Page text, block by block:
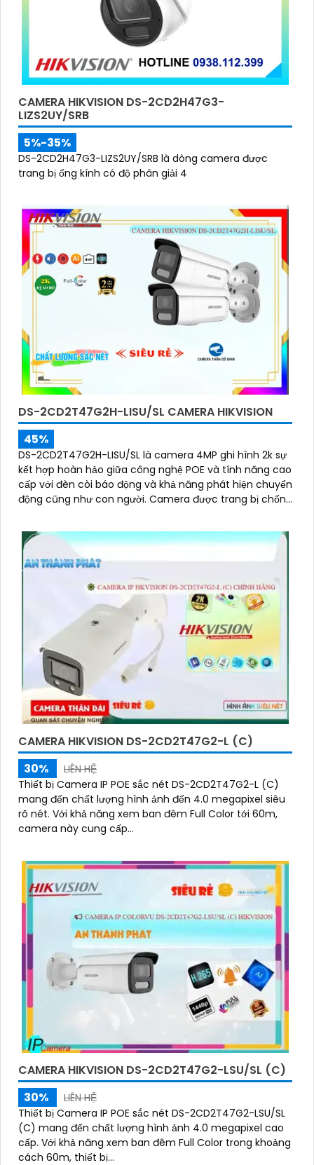
CAMERA HIKVISION DS-2CD2H47G3-
LIZS2UY/SRB
5%-35%
DS-2CD2H47G3-LIZS2UY/SRB là dòng camera được
trang bị ống kính có độ phân giải 4
DS-2CD2T47G2H-LISU/SL CAMERA HIKVISION
45%
DS-2CD2T47G2H-LISU/SL là camera 4MP ghi hình 2k sự
kết hợp hoàn hảo giữa công nghệ POE và tính năng cao
cấp với đèn còi báo động và khả năng phát hiện chuyển
động cũng như con người. Camera được trang bị chống
kiện ánh sáng
CAMERA HIKVISION DS-2CD2T47G2-L (C)
30%
LIÊN HỆ
Thiết bị Camera IP POE sắc nét DS-2CD2T47G2-L (C)
mang đến chất lượng hình ảnh đến 4.0 megapixel siêu
rõ nét. Với khả năng xem ban đêm Full Color tới 60m,
camera này cung cấp...
CAMERA HIKVISION DS-2CD2T47G2-LSU/SL (C)
30%
LIÊN HỆ
Thiết bị Camera IP POE sắc nét DS-2CD2T47G2-LSU/SL
(C) mang đến chất lượng hình ảnh 4.0 megapixel cao
cấp. Với khả năng xem ban đêm Full Color trong khoảng
cách 60m, thiết bị...